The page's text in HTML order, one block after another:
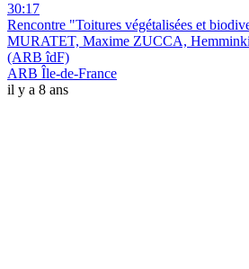
30:17
Rencontre "Toitures végétalisées et
MURATET, Maxime ZUCCA,
(ARB îdF)
ARB Île-de-France
il y a 8 ans